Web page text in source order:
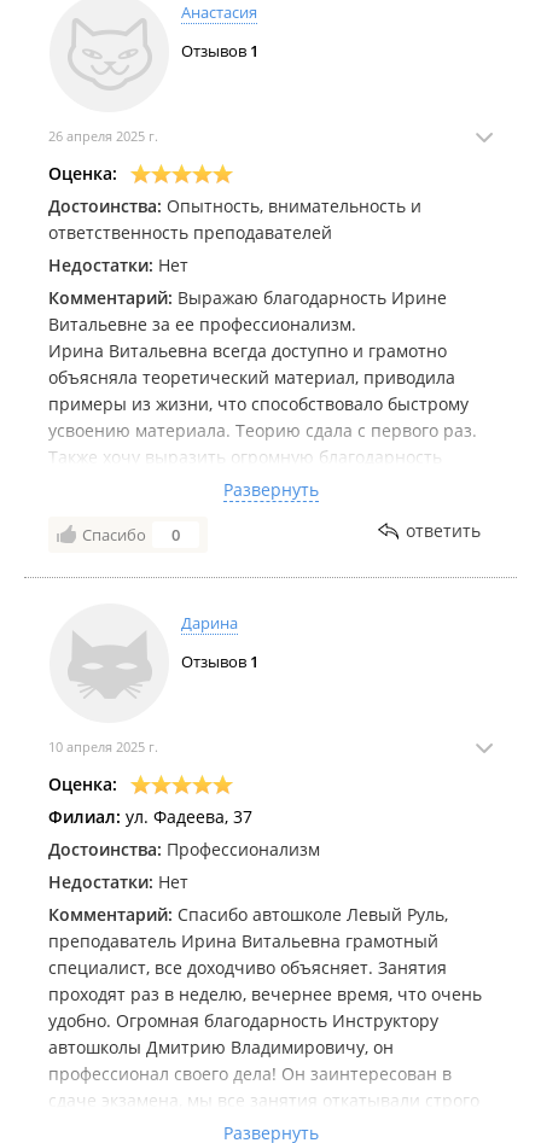
Анастасия
Отзывов 1
26 апреля 2025 г.
Оценка:
Достоинства: Опытность, внимательность и
ответственность преподавателей
Недостатки: Нет
Комментарий: Выражаю благодарность Ирине
Витальевне за ее профессионализм.
Ирина Витальевна всегда доступно и грамотно
объясняла теоретический материал, приводила
примеры из жизни, что способствовало быстрому
усвоению материала. Теорию сдала с первого раз.
Также хочу выразить огромную благодарность
Дмитрию Владимировичу. Благодаря ему я смогла
сдать экзамен по вождению с первого раза, хотя до
начала обучения ни разу не водила машину.
на пальцах, чертил схемы, скидывал
дополнительный материал. Был очень внимателен
к моим допускаемым ошибкам и всегда не один раз
повторяли то, что не получалось.
знакомым
Развернуть
Спасибо 0 ответить
Дарина
Отзывов 1
10 апреля 2025 г.
Оценка:
Филиал: ул. Фадеева, 37
Достоинства: Профессионализм
Недостатки: Нет
Комментарий: Спасибо автошколе Левый Руль,
преподаватель Ирина Витальевна грамотный
специалист, все доходчиво объясняет. Занятия
проходят раз в неделю, вечернее время, что очень
удобно. Огромная благодарность Инструктору
автошколы Дмитрию Владимировичу, он
профессионал своего дела! Он заинтересован в
сдаче экзамена, мы все занятия откатывали строго
по маршрутам, всегда объяснит, разрисовывал,
Развернуть